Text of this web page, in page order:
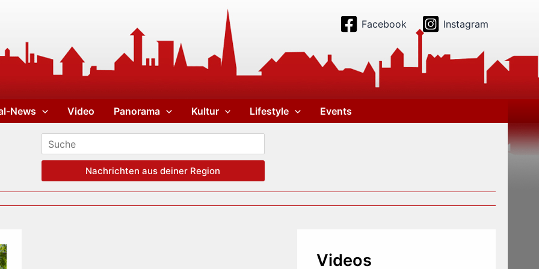
Facebook Instagram
News Video Panorama Kultur Lifestyle Events
Nachrichten aus deiner Region
Videos